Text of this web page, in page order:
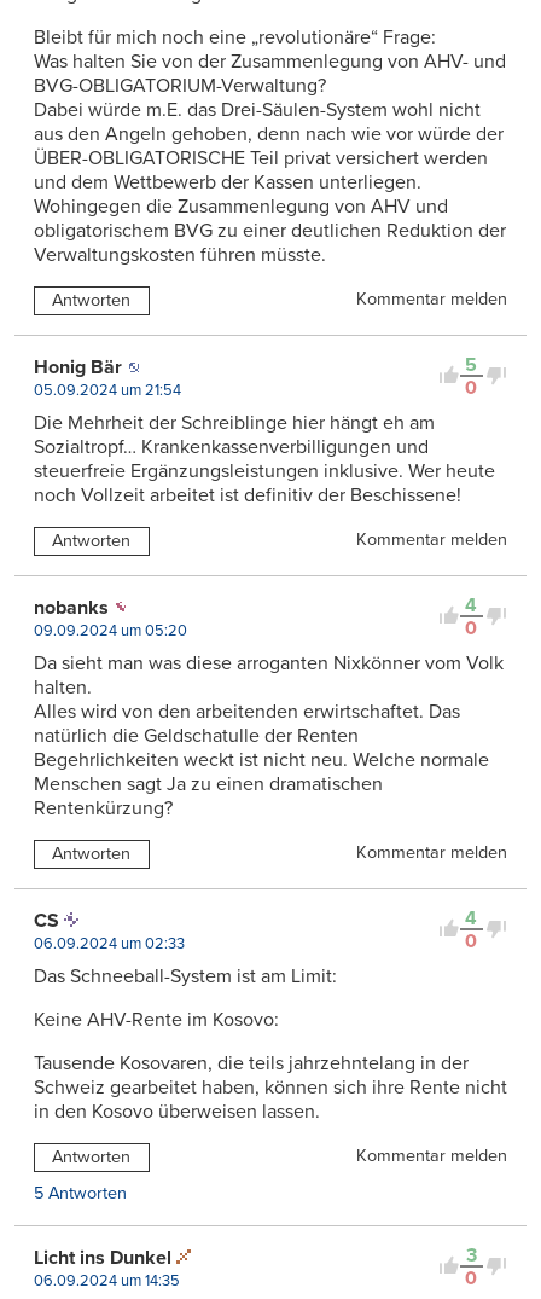
Bleibt für mich noch eine „revolutionäre“ Frage:
Was halten Sie von der Zusammenlegung von AHV- und
BVG-OBLIGATORIUM-Verwaltung?
Dabei würde m.E. das Drei-Säulen-System wohl nicht
aus den Angeln gehoben, denn nach wie vor würde der
ÜBER-OBLIGATORISCHE Teil privat versichert werden
und dem Wettbewerb der Kassen unterliegen.
Wohingegen die Zusammenlegung von AHV und
obligatorischem BVG zu einer deutlichen Reduktion der
Verwaltungskosten führen müsste.
Antworten Kommentar melden
5
0
Honig Bär
05.09.2024 um 21:54
Die Mehrheit der Schreiblinge hier hängt eh am
Sozialtropf… Krankenkassenverbilligungen und
steuerfreie Ergänzungsleistungen inklusive. Wer heute
noch Vollzeit arbeitet ist definitiv der Beschissene!
Antworten Kommentar melden
4
0
nobanks
09.09.2024 um 05:20
Da sieht man was diese arroganten Nixkönner vom Volk
halten.
Alles wird von den arbeitenden erwirtschaftet. Das
natürlich die Geldschatulle der Renten
Begehrlichkeiten weckt ist nicht neu. Welche normale
Menschen sagt Ja zu einen dramatischen
Rentenkürzung?
Antworten Kommentar melden
4
0
CS
06.09.2024 um 02:33
Das Schneeball-System ist am Limit:
Keine AHV-Rente im Kosovo:
Tausende Kosovaren, die teils jahrzehntelang in der
Schweiz gearbeitet haben, können sich ihre Rente nicht
in den Kosovo überweisen lassen.
Antworten
Kommentar melden
5 Antworten
3
0
Licht ins Dunkel
06.09.2024 um 14:35